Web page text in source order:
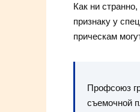
Как ни
признаку у
прическам
Профсоюз
съемочной